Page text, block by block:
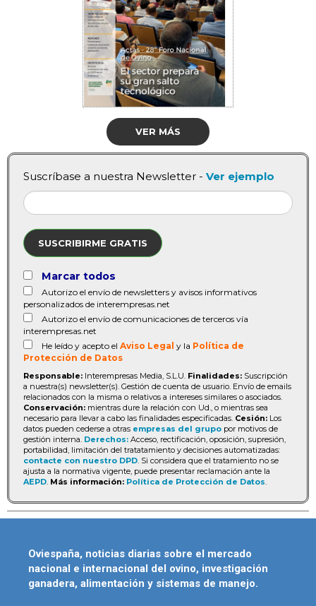
VER MÁS
Suscríbase a nuestra Newsletter - Ver ejemplo
SUSCRIBIRME GRATIS
Marcar todos
Autorizo el envío de newsletters y avisos informativos
personalizados de interempresas.net
Autorizo el envío de comunicaciones de terceros vía
interempresas.net
He leído y acepto el Aviso Legal y la Política de
Protección de Datos
Responsable: Interempresas Media, S.L.U. Finalidades: Suscripción
a nuestra(s) newsletter(s). Gestión de cuenta de usuario. Envío de emails
relacionados con la misma o relativos a intereses similares o asociados.
Conservación: mientras dure la relación con Ud., o mientras sea
necesario para llevar a cabo las finalidades especificadas. Cesión: Los
datos pueden cederse a otras empresas del grupo por motivos de
gestión interna. Derechos: Acceso, rectificación, oposición, supresión,
portabilidad, limitación del tratatamiento y decisiones automatizadas:
contacte con nuestro DPD . Si considera que el tratamiento no se
ajusta a la normativa vigente, puede presentar reclamación ante la
AEPD Más información: Política de Protección de Datos
Oviespaña, noticias diarias sobre el mercado
nacional e internacional del ovino, investigación
ganadera, alimentación y sistemas de manejo.